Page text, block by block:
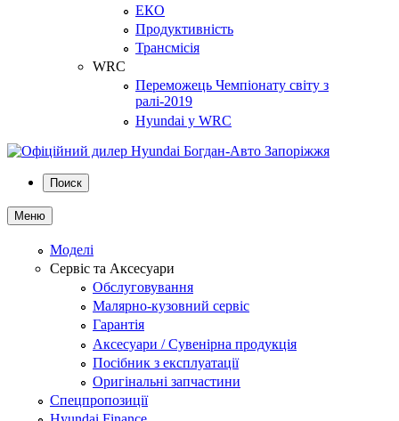
ЕКО
Продуктивність
Трансмісія
WRC
Переможець Чемпіонату світу з
ралі-2019
Hyundai у WRC
Поиск
Меню
Моделі
Сервіс та Аксесуари
Обслуговування
Малярно-кузовний сервіс
Гарантія
Аксесуари / Сувенірна продукція
Посібник з експлуатації
Оригінальні запчастини
Спецпропозиції